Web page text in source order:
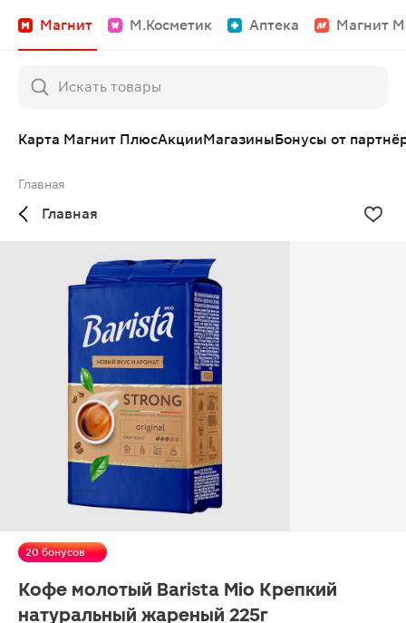
Магнит М.Косметик Аптека Магнит
Карта Магнит ПлюсАкцииМагазиныБонусы от
Главная
Главная
20 бонусов
Кофе молотый Barista Mio Крепкий
натуральный жареный 225г